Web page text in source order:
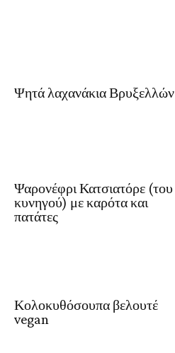
Ψητά λαχανάκια Βρυξελλών
Ψαρονέφρι Κατσιατόρε (του
κυνηγού) με καρότα και
πατάτες
Κολοκυθόσουπα βελουτέ
vegan